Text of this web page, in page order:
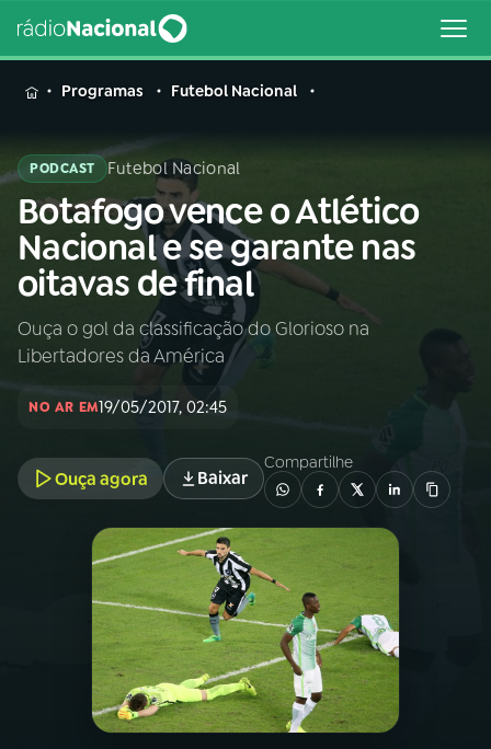
MENU
Buscar
na
Rádio
Nacional
Buscar
AO VIVO
INÍCIO
A RÁDIO
PROGRAMAÇÃO
PROGRAMAS
PODCASTS
Programas Futebol Nacional
PODCAST Futebol Nacional
Botafogo vence o Atlético
Nacional e se garante nas
oitavas de final
Ouça o gol da classificação do Glorioso na
Libertadores da América
NO AR EM19/05/2017, 02:45
Ouça agora Baixar
Compartilhe